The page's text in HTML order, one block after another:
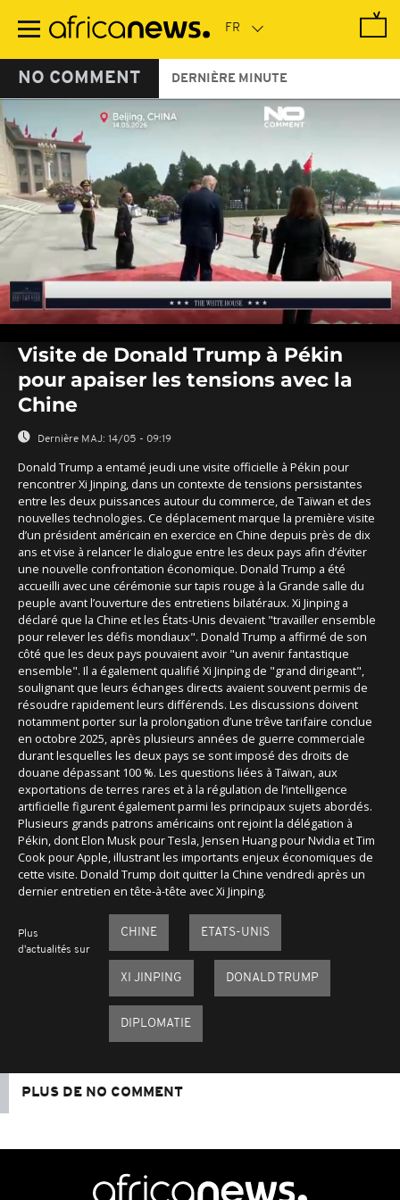
contenu
NO COMMENT DERNIÈRE MINUTE
seconds
seconds
Visite de Donald Trump à Pékin
pour apaiser les tensions avec la
Chine
Dernière MAJ: 14/05 - 09:19
Donald Trump a entamé jeudi une visite officielle à Pékin pour
rencontrer Xi Jinping, dans un contexte de tensions persistantes
entre les deux puissances autour du commerce, de Taïwan et des
nouvelles technologies. Ce déplacement marque la première visite
d’un président américain en exercice en Chine depuis près de dix
ans et vise à relancer le dialogue entre les deux pays afin d’éviter
une nouvelle confrontation économique. Donald Trump a été
accueilli avec une cérémonie sur tapis rouge à la Grande salle du
peuple avant l’ouverture des entretiens bilatéraux. Xi Jinping a
déclaré que la Chine et les États-Unis devaient "travailler ensemble
pour relever les défis mondiaux". Donald Trump a affirmé de son
côté que les deux pays pouvaient avoir "un avenir fantastique
ensemble". Il a également qualifié Xi Jinping de "grand dirigeant",
soulignant que leurs échanges directs avaient souvent permis de
résoudre rapidement leurs différends. Les discussions doivent
notamment porter sur la prolongation d’une trêve tarifaire conclue
en octobre 2025, après plusieurs années de guerre commerciale
durant lesquelles les deux pays se sont imposé des droits de
douane dépassant 100 %. Les questions liées à Taïwan, aux
exportations de terres rares et à la régulation de l’intelligence
artificielle figurent également parmi les principaux sujets abordés.
Plusieurs grands patrons américains ont rejoint la délégation à
Pékin, dont Elon Musk pour Tesla, Jensen Huang pour Nvidia et Tim
Cook pour Apple, illustrant les importants enjeux économiques de
cette visite. Donald Trump doit quitter la Chine vendredi après un
dernier entretien en tête-à-tête avec Xi Jinping.
Plus
d'actualités sur
CHINE ETATS-UNIS
XI JINPING DONALD TRUMP
DIPLOMATIE
PLUS DE NO COMMENT